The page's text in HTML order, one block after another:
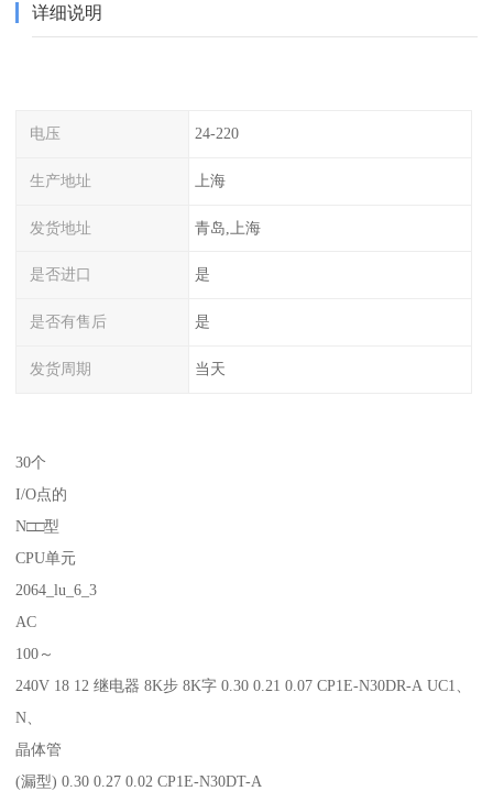
详细说明
电压 24-220
生产地址 上海
发货地址 青岛,上海
是否进口 是
是否有售后 是
发货周期 当天
30个
I/O点的
N□□型
CPU单元
2064_lu_6_3
AC
100～
240V 18 12 继电器 8K步 8K字 0.30 0.21 0.07 CP1E-N30DR-A UC1、
N、
晶体管
(漏型) 0.30 0.27 0.02 CP1E-N30DT-A